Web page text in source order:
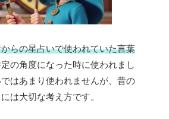
らの星占いで使われていた言葉
の角度になった時に使われまし
はあまり使われませんが、昔の
は大切な考え方です。